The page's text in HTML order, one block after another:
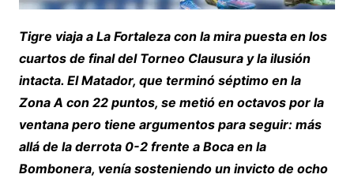
Tigre viaja a La Fortaleza con la mira puesta en los
cuartos de final del Torneo Clausura y la ilusión
intacta. El Matador, que terminó séptimo en la
Zona A con 22 puntos, se metió en octavos por la
ventana pero tiene argumentos para seguir: más
allá de la derrota 0-2 frente a Boca en la
Bombonera, venía sosteniendo un invicto de ocho